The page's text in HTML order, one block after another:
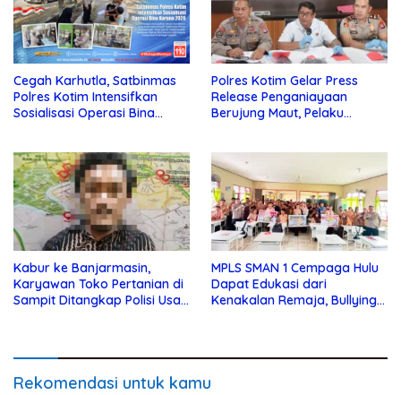
Cegah Karhutla, Satbinmas
Polres Kotim Intensifkan
Sosialisasi Operasi Bina
Polres Kotim Gelar Press
Release Penganiayaan
Berujung Maut, Pelaku
Kabur ke Banjarmasin,
Karyawan Toko Pertanian di
Sampit Ditangkap Polisi Usai
MPLS SMAN 1 Cempaga Hulu
Dapat Edukasi dari
Kenakalan Remaja, Bullying
Rekomendasi untuk kamu